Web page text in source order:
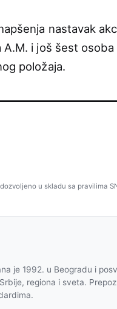
nastavak
i još šest
položaja.
u skladu sa pravilima
je 1992. u Beogradu i
regiona i sveta.